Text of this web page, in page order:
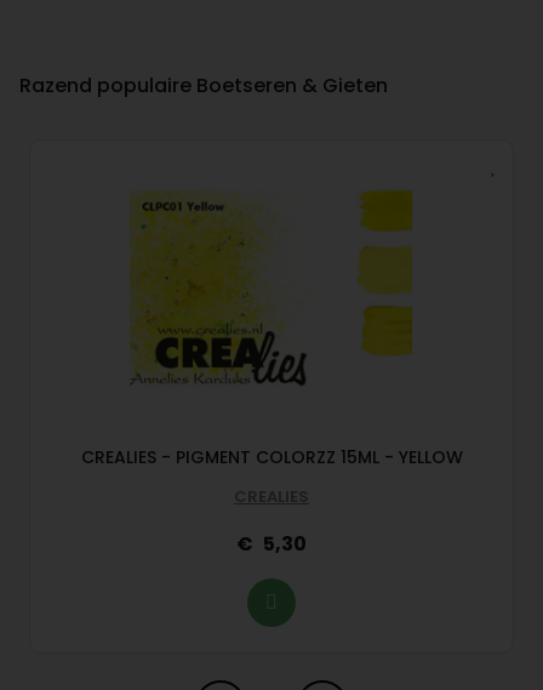
Razend populaire Boetseren & Gieten
CREALIES - PIGMENT COLORZZ 15ML - YELLOW
CREALIES
5,30